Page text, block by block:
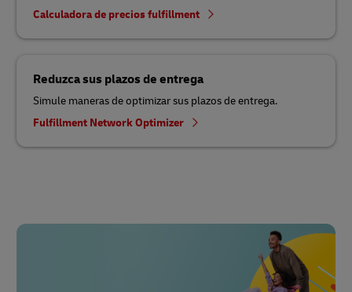
Calculadora de precios fulfillment
Reduzca sus plazos de entrega
Simule maneras de optimizar sus plazos de entrega.
Fulfillment Network Optimizer